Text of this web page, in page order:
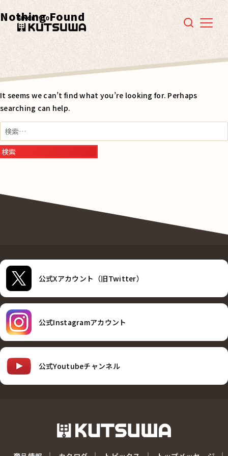
Menu
Nothing Found
It seems we can’t find what you’re looking for. Perhaps
searching can help.
検
索:
公式Xアカウント（旧Twitter）
公式Instagramアカウント
公式Youtubeチャンネル